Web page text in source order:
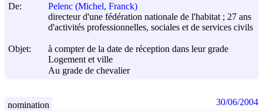
De:
Pelenc (Michel, Franck)
directeur d'une fédération nationale de l'habitat ; 27 ans
d'activités professionnelles, sociales et de services civils
Objet:
à compter de la date de réception dans leur grade
Logement et ville
Au grade de chevalier
nomination 30/06/2004